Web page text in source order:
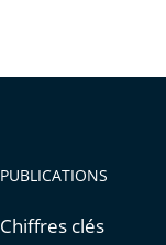
PUBLICATIONS
Chiffres clés